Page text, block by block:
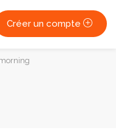
Créer un compte